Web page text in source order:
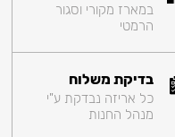
במארז מקורי וסגור
הרמטי
בדיקת משלוח
כל אריזה נבדקת ע"י
מנהל החנות